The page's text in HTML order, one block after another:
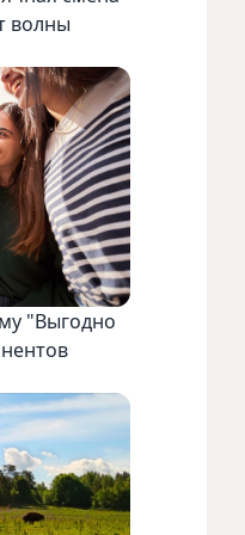
волны
"Выгодно